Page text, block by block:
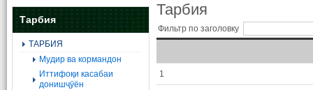
Тарбия
ТАРБИЯ
Мудир ва кормандон
Иттифоқи касабаи
донишҷӯён
Тарбия
Фильтр по заголовку
1